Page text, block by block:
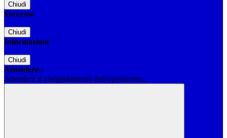
Chiudi
Successo
Chiudi
Informazione
Chiudi
Attendere...
Attendere il completamento dell'operazione...